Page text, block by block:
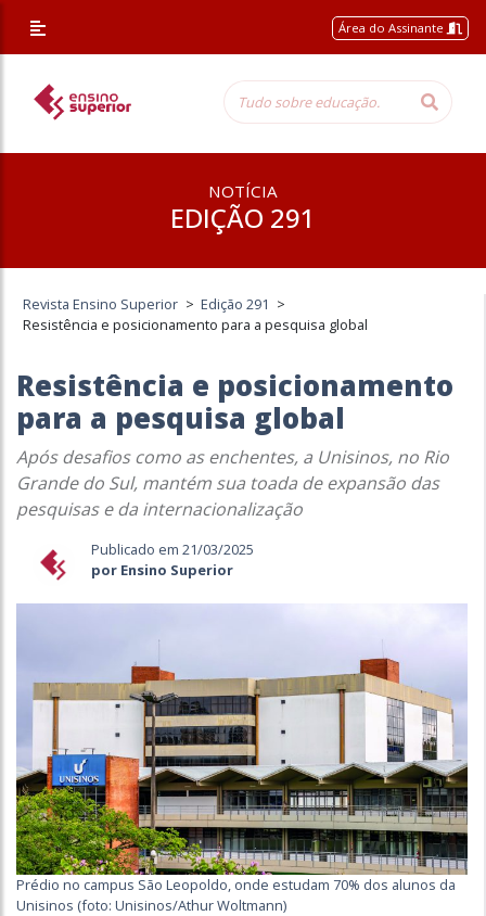
Área do Assinante
NOTÍCIA
EDIÇÃO 291
Revista Ensino Superior > Edição 291 >
Resistência e posicionamento para a pesquisa global
Resistência e posicionamento
para a pesquisa global
Após desafios como as enchentes, a Unisinos, no Rio
Grande do Sul, mantém sua toada de expansão das
pesquisas e da internacionalização
Publicado em 21/03/2025
por Ensino Superior
Prédio no campus São Leopoldo, onde estudam 70% dos alunos da
Unisinos (foto: Unisinos/Athur Woltmann)